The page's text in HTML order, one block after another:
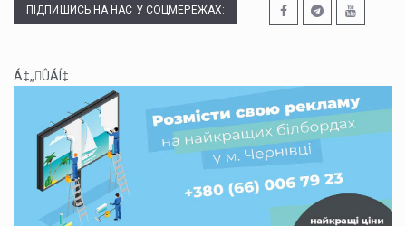
ПІДПИШИСЬ НА НАС У СОЦМЕРЕЖАХ:
Á‡„ÛÁÍ‡...